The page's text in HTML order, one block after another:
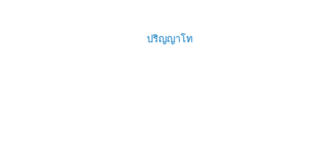
ปริญญาโท